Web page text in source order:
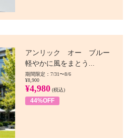
アンリック オー ブルー
軽やかに風をまとう...
期間限定：7/31〜8/6
¥8,900
¥4,980 (税込)
44%OFF